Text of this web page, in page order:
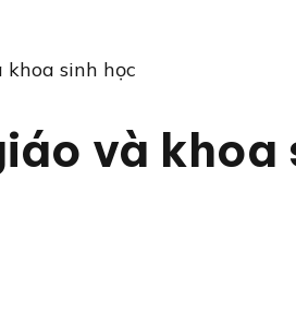
sinh học
và khoa